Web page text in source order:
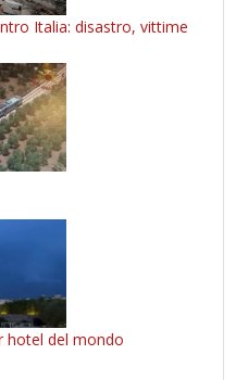
Italia: disastro, vittime
hotel del mondo